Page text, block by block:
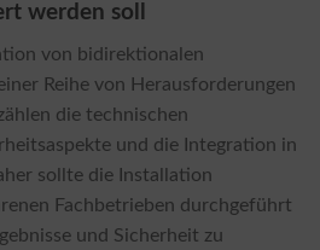
werden soll
von bidirektionalen
Reihe von Herausforderungen
die technischen
und die Integration in
sollte die Installation
Fachbetrieben durchgeführt
und Sicherheit zu